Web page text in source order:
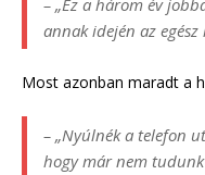
– „Ez a három év
annak idején az
Most azonban maradt a
– „Nyúlnék a telefon
hogy már nem tudunk